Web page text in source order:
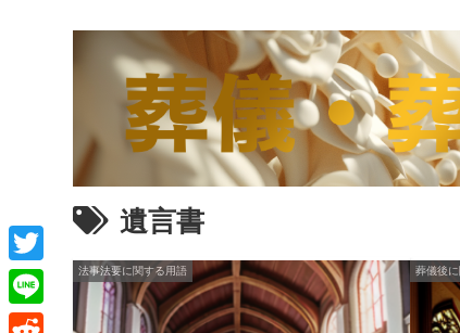
遺言書
法事法要に関する用語 葬儀後
T
w
L